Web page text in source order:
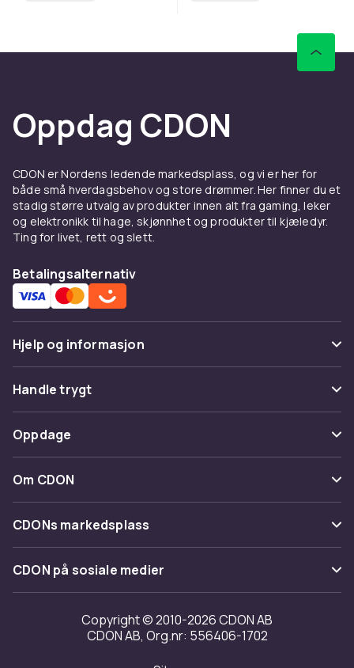
Oppdag CDON
CDON er Nordens ledende markedsplass, og vi er her for
både små hverdagsbehov og store drømmer. Her finner du et
stadig større utvalg av produkter innen alt fra gaming, leker
og elektronikk til hage, skjønnhet og produkter til kjæledyr.
Ting for livet, rett og slett.
Betalingsalternativ
Hjelp og informasjon
Vanlige spørsmål
Spor pakke
Angre & returner her
Kontakt oss
Handle trygt
Betaling
Levering
Tilbakekallinger
Oppdage
Kategorier
Varemerker
Om CDON
Om oss
Kundeanmeldelser
Jobbe på CDON
Investor relations
Tilgjengelighet
CDONs markedsplass
Merchant Help Center
CDON på sosiale medier
Copyright © 2010-2026 CDON AB
CDON AB, Org.nr: 556406-1702